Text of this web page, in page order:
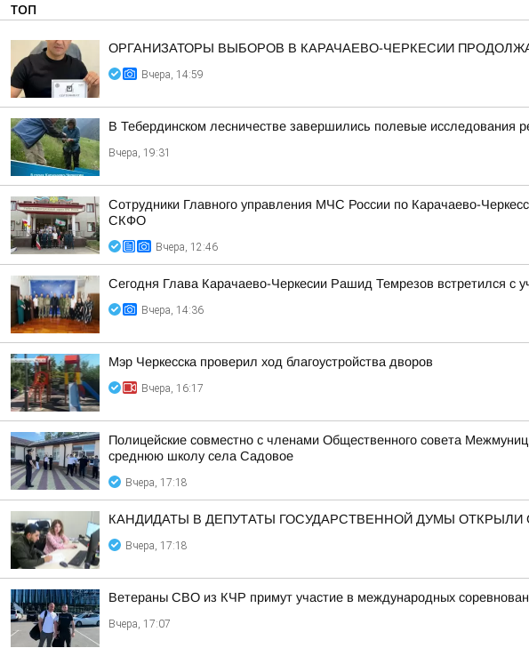
ТОП
ОРГАНИЗАТОРЫ ВЫБОРОВ В КАРАЧАЕВО-ЧЕРКЕСИИ
Вчера, 14:59
В Тебердинском лесничестве завершились полевые исследования
Вчера, 19:31
Сотрудники Главного управления МЧС России по Карачаево-
СКФО
Вчера, 12:46
Сегодня Глава Карачаево-Черкесии Рашид Темрезов встретился с
Вчера, 14:36
Мэр Черкесска проверил ход благоустройства дворов
Вчера, 16:17
Полицейские совместно с членами Общественного совета
среднюю школу села Садовое
Вчера, 17:18
КАНДИДАТЫ В ДЕПУТАТЫ ГОСУДАРСТВЕННОЙ ДУМЫ
Вчера, 17:18
Ветераны СВО из КЧР примут участие в международных
Вчера, 17:07